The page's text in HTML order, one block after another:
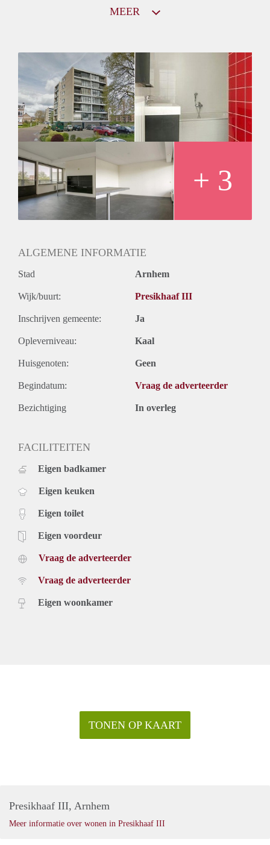
3,1 X Maandhuur Bruto
Huurtermijn
Onbepaalde termijn
Oplevering
Kaal
MEER
+ 3
ALGEMENE INFORMATIE
Stad Arnhem
Wijk/buurt: Presikhaaf III
Inschrijven gemeente: Ja
Opleverniveau: Kaal
Huisgenoten: Geen
Begindatum: Vraag de adverteerder
Bezichtiging In overleg
FACILITEITEN
Eigen badkamer
Eigen keuken
Eigen toilet
Eigen voordeur
Vraag de adverteerder
Vraag de adverteerder
Eigen woonkamer
TONEN OP KAART
Presikhaaf III, Arnhem
Meer informatie over wonen in Presikhaaf III